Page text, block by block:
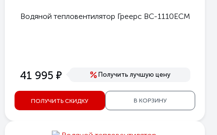
Водяной тепловентилятор Греерс ВС-1110ЕСМ
41 995 е Получить лучшую цену
ПОЛУЧИТЬ СКИДКУ В КОРЗИНУ